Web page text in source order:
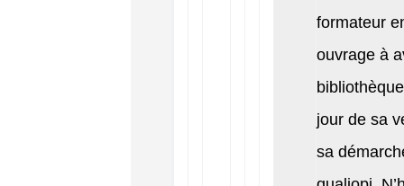
formateur
ouvrage à
jour de sa
sa